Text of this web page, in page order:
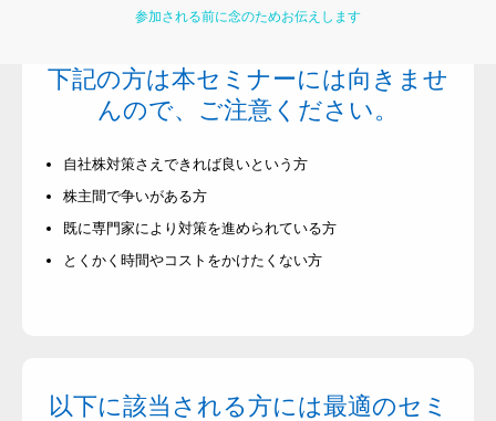
参加される前に念のためお伝えします
下記の方は本セミナーには向きませ
んので、ご注意ください。
自社株対策さえできれば良いという方
株主間で争いがある方
既に専門家により対策を進められている方
とくかく時間やコストをかけたくない方
以下に該当される方には最適のセミ